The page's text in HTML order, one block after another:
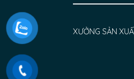
XƯỞNG SẢN